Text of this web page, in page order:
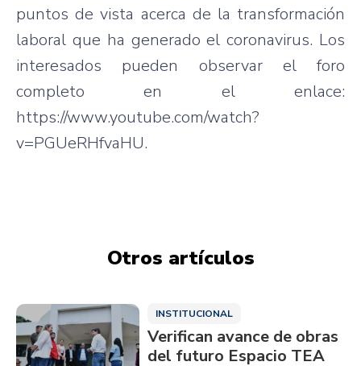
puntos de vista acerca de la transformación
laboral que ha generado el coronavirus. Los
interesados pueden observar el foro
completo en el enlace:
https://www.youtube.com/watch?
v=PGUeRHfvaHU.
Otros artículos
INSTITUCIONAL
Verifican avance de obras
del futuro Espacio TEA